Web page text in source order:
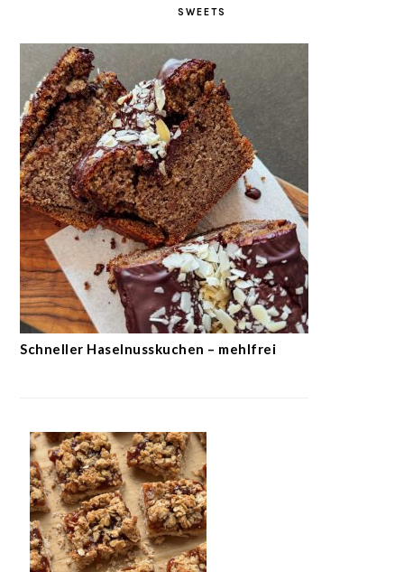
SWEETS
Schneller Haselnusskuchen – mehlfrei